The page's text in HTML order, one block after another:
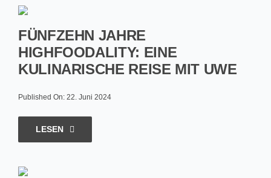
FÜNFZEHN JAHRE
HIGHFOODALITY: EINE
KULINARISCHE REISE MIT UWE
Published On: 22. Juni 2024
LESEN